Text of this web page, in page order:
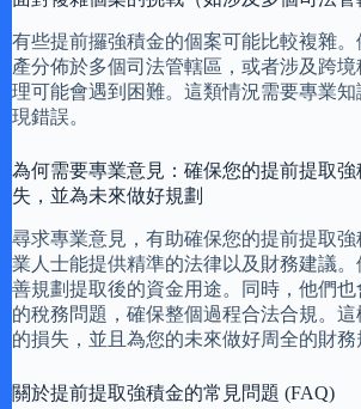
有些提前攞強積金的個案可能比較複雜
產分佈於多個司法管轄區，或者涉及跨
理可能會遇到困難。這類情況需要專業
現錯誤。
為何需要專業意見：確保您的提前提取
失，並為未來做好規劃
尋求專業意見，有助確保您的提前提取
業人士能提供精準的法律以及財務建議
善規劃提取後的資金用途。同時，他們
的稅務問題，確保整個過程合法合規。
的損失，並且為您的未來做好周全的財務
關於提前提取強積金的常見問題 (FAQ)